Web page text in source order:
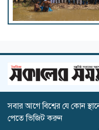
সবার আগে বিশ্বের যে কোন
পেতে ভিজিট করুন